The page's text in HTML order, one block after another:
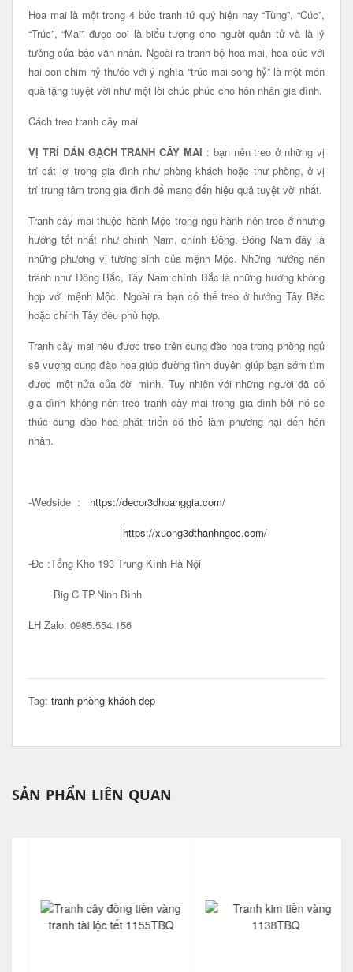
Hoa mai là một trong 4 bức tranh tứ quý hiện nay “Tùng”, “Cúc”,
“Trúc”, “Mai” được coi là biểu tượng cho người quân tử và là lý
tưởng của bậc văn nhân. Ngoài ra tranh bộ hoa mai, hoa cúc với
hai con chim hỷ thước với ý nghĩa “trúc mai song hỷ” là một món
quà tặng tuyệt vời như một lời chúc phúc cho hôn nhân gia đình.
Cách treo tranh cây mai
VỊ TRÍ DÁN GẠCH TRANH CÂY MAI : bạn nên treo ở những vị
trí cát lợi trong gia đình như phòng khách hoặc thư phòng, ở vị
trí trung tâm trong gia đình để mang đến hiệu quả tuyệt vời nhất.
Tranh cây mai thuộc hành Mộc trong ngũ hành nên treo ở những
hướng tốt nhất như chính Nam, chính Đông, Đông Nam đây là
những phương vị tương sinh của mệnh Mộc. Những hướng nên
tránh như Đông Bắc, Tây Nam chính Bắc là những hướng không
hợp với mệnh Mộc. Ngoài ra bạn có thể treo ở hướng Tây Bắc
hoặc chính Tây đều phù hợp.
Tranh cây mai nếu được treo trên cung đào hoa trong phòng ngủ
sẽ vượng cung đào hoa giúp đường tình duyên giúp bạn sớm tìm
được một nửa của đời mình. Tuy nhiên với những người đã có
gia đình không nên treo tranh cây mai trong gia đình bởi nó sẽ
thúc cung đào hoa phát triển có thể làm phương hại đến hôn
nhân.
-Wedside : https://decor3dhoanggia.com/
https://xuong3dthanhngoc.com/
-Đc :Tổng Kho 193 Trung Kính Hà Nội
Big C TP.Ninh Bình
LH Zalo: 0985.554.156
Tag: tranh phòng khách đẹp
SẢN PHẨN LIÊN QUAN